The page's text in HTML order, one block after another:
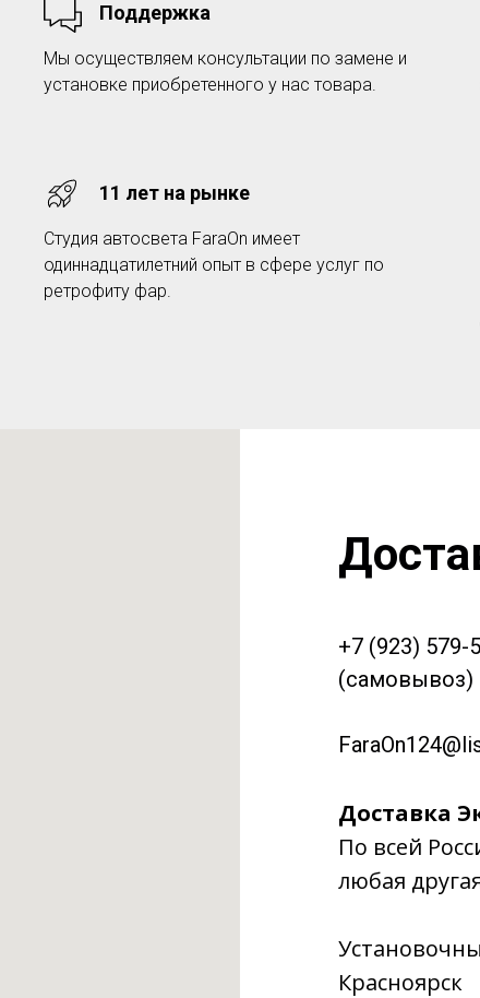
Поддержка
Мы осуществляем консультации по замене и
установке приобретенного у нас товара.
11 лет на рынке
Студия автосвета FaraOn имеет
одиннадцатилетний опыт в сфере услуг по
ретрофиту фар.
+7 (923) 579-
(самовывоз)
Доставка
По всей
любая
Красноярск